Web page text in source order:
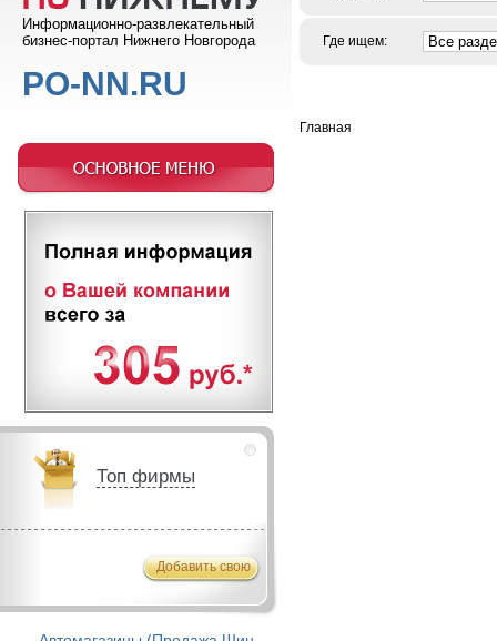
Где ищем:
Главная
Информационно-развлекательный
бизнес-портал Нижнего Новгорода
PO-NN.RU
Топ фирмы
Добавить свою